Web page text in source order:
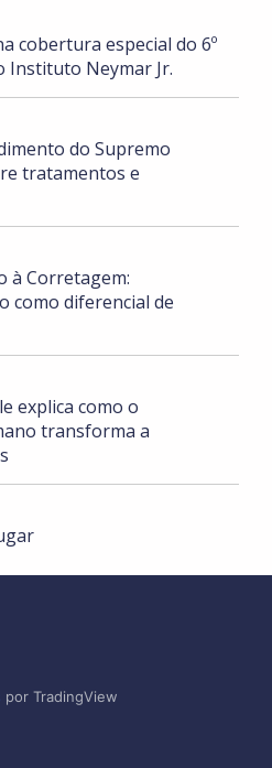
cobertura especial do 6º
Instituto Neymar Jr.
do Supremo
tratamentos e
à Corretagem:
como diferencial de
explica como o
transforma a
por TradingView